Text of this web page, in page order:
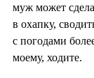
муж может
в охапку,
с погодами
моему, ходите.